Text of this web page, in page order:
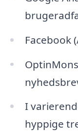
Facebook
I
hyppige